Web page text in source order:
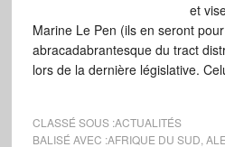
et
Marine Le Pen (ils en seront
abracadabrantesque du tract
lors de la dernière législative.
CLASSÉ SOUS :ACTUALITÉS
BALISÉ AVEC :AFRIQUE DU SUD